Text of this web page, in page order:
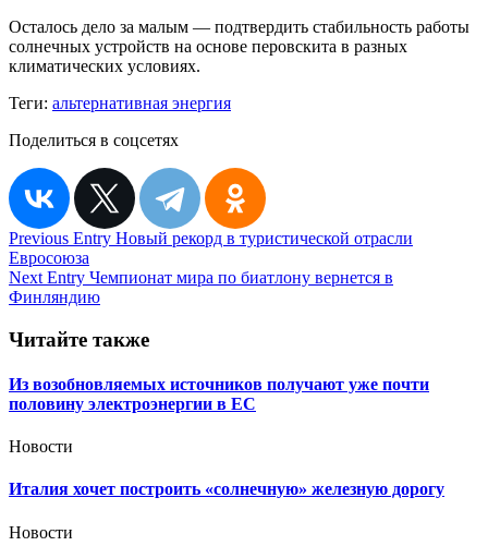
Осталось дело за малым — подтвердить стабильность работы
солнечных устройств на основе перовскита в разных
климатических условиях.
Теги: альтернативная энергия
Поделиться в соцсетях
Навигация
по
записям
Previous Entry Новый рекорд в туристической отрасли
Евросоюза
Next Entry Чемпионат мира по биатлону вернется в
Финляндию
Читайте также
Из возобновляемых источников получают уже почти
половину электроэнергии в ЕС
Новости
Италия хочет построить «солнечную» железную дорогу
Новости